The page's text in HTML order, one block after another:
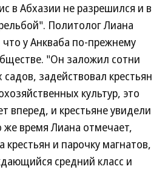
в Абхазии не разрешился и в
Политолог Лиана
что у Анкваба по-прежнему
"Он заложил сотни
садов, задействовал крестьян
культур, это
вперед, и крестьяне увидели
же время Лиана отмечает,
крестьян и парочку магнатов,
средний класс и